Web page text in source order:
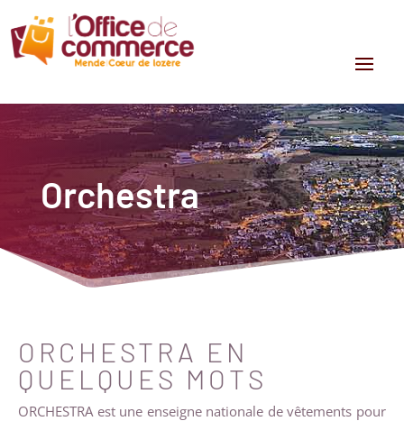
Orchestra
ORCHESTRA EN
QUELQUES MOTS
ORCHESTRA est une enseigne nationale de vêtements pour